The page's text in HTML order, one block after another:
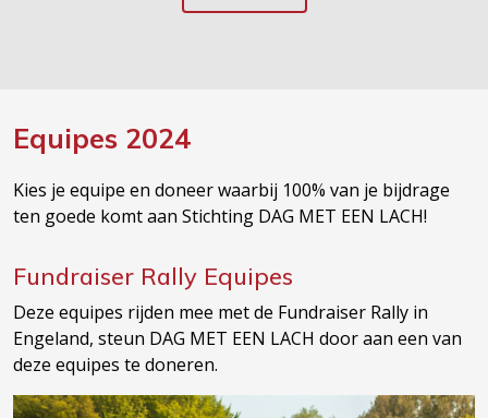
Equipes 2024
Kies je equipe en doneer waarbij 100% van je bijdrage
ten goede komt aan Stichting DAG MET EEN LACH!
Fundraiser Rally Equipes
Deze equipes rijden mee met de Fundraiser Rally in
Engeland, steun DAG MET EEN LACH door aan een van
deze equipes te doneren.